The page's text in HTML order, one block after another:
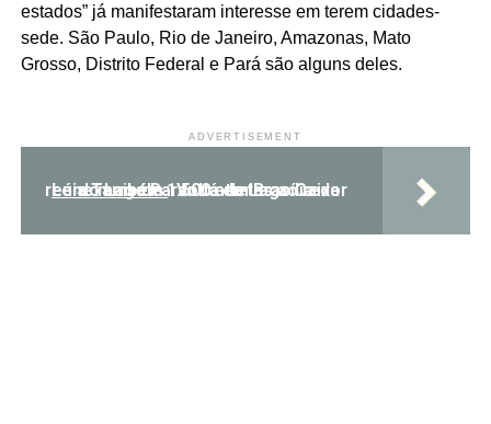
estados” já manifestaram interesse em terem cidades-
sede. São Paulo, Rio de Janeiro, Amazonas, Mato
Grosso, Distrito Federal e Pará são alguns deles.
ADVERTISEMENT
Leia Também:
Volta do Lago Caixa reúne mais de 1.500 atletas ao redor do Lago Paranoá em Brasília